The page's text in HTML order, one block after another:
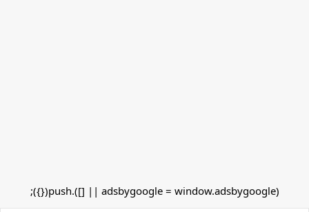
(adsbygoogle = window.adsbygoogle || []).push({});